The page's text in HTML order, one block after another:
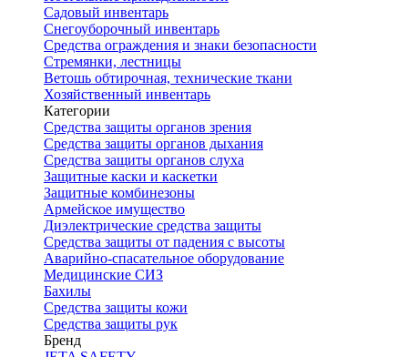
Садовый инвентарь
Снегоуборочный инвентарь
Средства ограждения и знаки безопасности
Стремянки, лестницы
Ветошь обтирочная, технические ткани
Хозяйственный инвентарь
Категории
Средства защиты органов зрения
Средства защиты органов дыхания
Средства защиты органов слуха
Защитные каски и каскетки
Защитные комбинезоны
Армейское имущество
Диэлектрические средства защиты
Средства защиты от падения с высоты
Аварийно-спасательное оборудование
Медицинские СИЗ
Бахилы
Средства защиты кожи
Средства защиты рук
Бренд